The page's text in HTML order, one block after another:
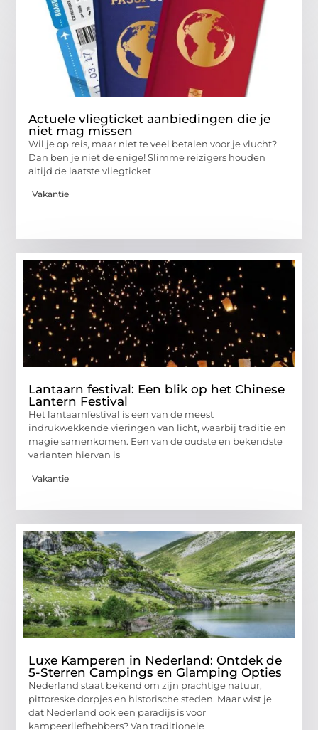
Actuele vliegticket aanbiedingen die je
niet mag missen
Wil je op reis, maar niet te veel betalen voor je vlucht?
Dan ben je niet de enige! Slimme reizigers houden
altijd de laatste vliegticket
Vakantie
Lantaarn festival: Een blik op het Chinese
Lantern Festival
Het lantaarnfestival is een van de meest
indrukwekkende vieringen van licht, waarbij traditie en
magie samenkomen. Een van de oudste en bekendste
varianten hiervan is
Vakantie
Luxe Kamperen in Nederland: Ontdek de
5-Sterren Campings en Glamping Opties
Nederland staat bekend om zijn prachtige natuur,
pittoreske dorpjes en historische steden. Maar wist je
dat Nederland ook een paradijs is voor
kampeerliefhebbers? Van traditionele